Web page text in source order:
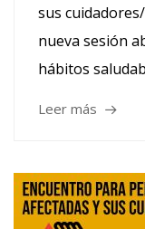
sus
nueva sesión
hábitos
Leer más